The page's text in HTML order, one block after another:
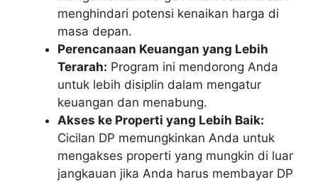
menghindari potensi kenaikan harga di
masa depan.
Perencanaan Keuangan yang Lebih
Terarah: Program ini mendorong Anda
untuk lebih disiplin dalam mengatur
keuangan dan menabung.
Akses ke Properti yang Lebih Baik:
Cicilan DP memungkinkan Anda untuk
mengakses properti yang mungkin di luar
jangkauan jika Anda harus membayar DP